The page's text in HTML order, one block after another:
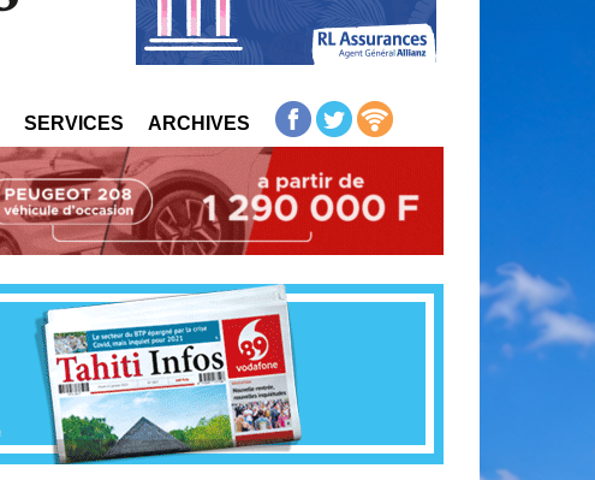
SERVICES ARCHIVES